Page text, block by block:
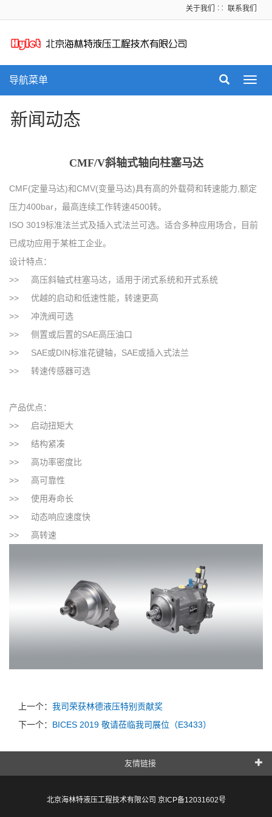
关于我们 ∷ 联系我们
导航菜单
新闻动态
CMF/V斜轴式轴向柱塞马达
CMF(定量马达)和CMV(变量马达)具有高的外载荷和转速能力,额定
压力400bar，最高连续工作转速4500转。
ISO 3019标准法兰式及插入式法兰可选。适合多种应用场合，目前
已成功应用于某桩工企业。
设计特点：
>> 高压斜轴式柱塞马达，适用于闭式系统和开式系统
>> 优越的启动和低速性能，转速更高
>> 冲洗阀可选
>> 侧置或后置的SAE高压油口
>> SAE或DIN标准花键轴，SAE或插入式法兰
>> 转速传感器可选
产品优点：
>> 启动扭矩大
>> 结构紧凑
>> 高功率密度比
>> 高可靠性
>> 使用寿命长
>> 动态响应速度快
>> 高转速
上一个： 我司荣获林德液压特别贡献奖
下一个： BICES 2019 敬请莅临我司展位（E3433）
友情链接
北京海林特液压工程技术有限公司 京ICP备12031602号